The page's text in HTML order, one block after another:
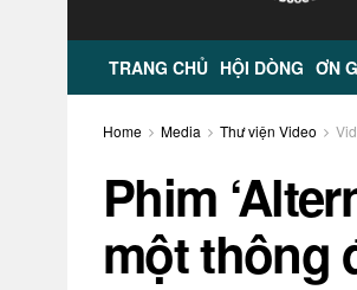
TRANG CHỦ HỘI DÒNG ƠN
Home Media Thư viện Video
Phim
một thông